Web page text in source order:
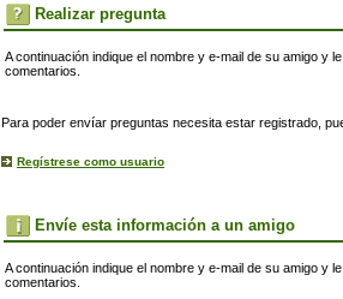
Realizar pregunta
A continuación indique el nombre y e-mail de su amigo y
comentarios.
Para poder envíar preguntas necesita estar registrado,
Regístrese como usuario
Envíe esta información a un amigo
A continuación indique el nombre y e-mail de su amigo y
comentarios.